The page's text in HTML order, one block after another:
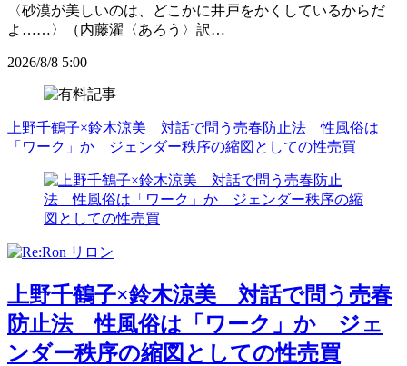
〈砂漠が美しいのは、どこかに井戸をかくしているからだ
よ……〉（内藤濯〈あろう〉訳…
2026/8/8 5:00
上野千鶴子×鈴木涼美 対話で問う売春防止法 性風俗は
「ワーク」か ジェンダー秩序の縮図としての性売買
上野千鶴子×鈴木涼美 対話で問う売春
防止法 性風俗は「ワーク」か ジェ
ンダー秩序の縮図としての性売買